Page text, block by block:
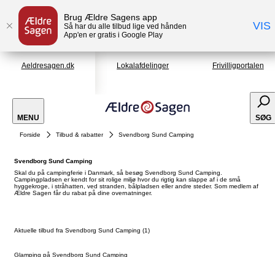
Brug Ældre Sagens app
Så har du alle tilbud lige ved hånden
App'en er gratis i Google Play
VIS
Aeldresagen.dk Lokalafdelinger Frivilligportalen
MENU SØG
Forside Tilbud & rabatter Svendborg Sund Camping
Svendborg Sund Camping
Skal du på campingferie i Danmark, så besøg Svendborg Sund Camping.
Campingpladsen er kendt for sit rolige miljø hvor du rigtig kan slappe af i de små
hyggekroge, i stråhatten, ved stranden, bålpladsen eller andre steder. Som medlem af
Ældre Sagen får du rabat på dine overnatninger.
Aktuelle tilbud fra Svendborg Sund Camping (1)
Glamping på Svendborg Sund Camping